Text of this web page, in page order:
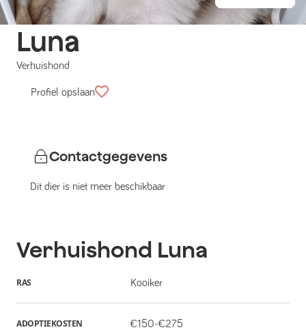
Luna
Verhuishond
Profiel opslaan
Contactgegevens
Dit dier is niet meer beschikbaar
Verhuishond Luna
RAS Kooiker
ADOPTIEKOSTEN €150-€275